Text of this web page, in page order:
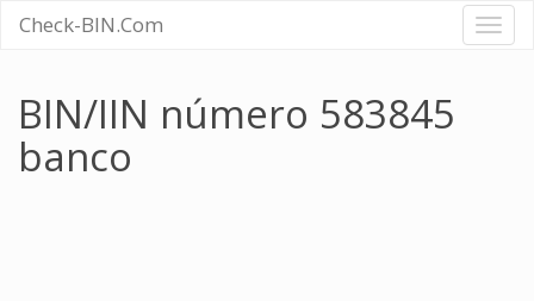
Toggle
Check-BIN.Com
BIN/IIN número 583845
banco